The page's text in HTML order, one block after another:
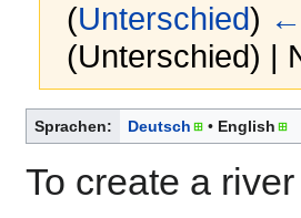
(Unterschied)
(Unterschied) |
Sprachen: Deutsch English
To create a